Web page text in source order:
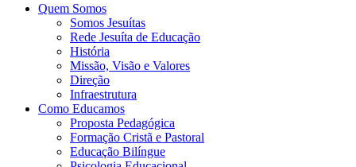
Quem Somos
Somos Jesuítas
Rede Jesuíta de Educação
História
Missão, Visão e Valores
Direção
Infraestrutura
Como Educamos
Proposta Pedagógica
Formação Cristã e Pastoral
Educação Bilíngue